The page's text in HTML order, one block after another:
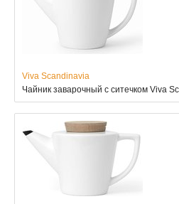
Viva Scandinavia
Чайник заварочный с ситечком Viva